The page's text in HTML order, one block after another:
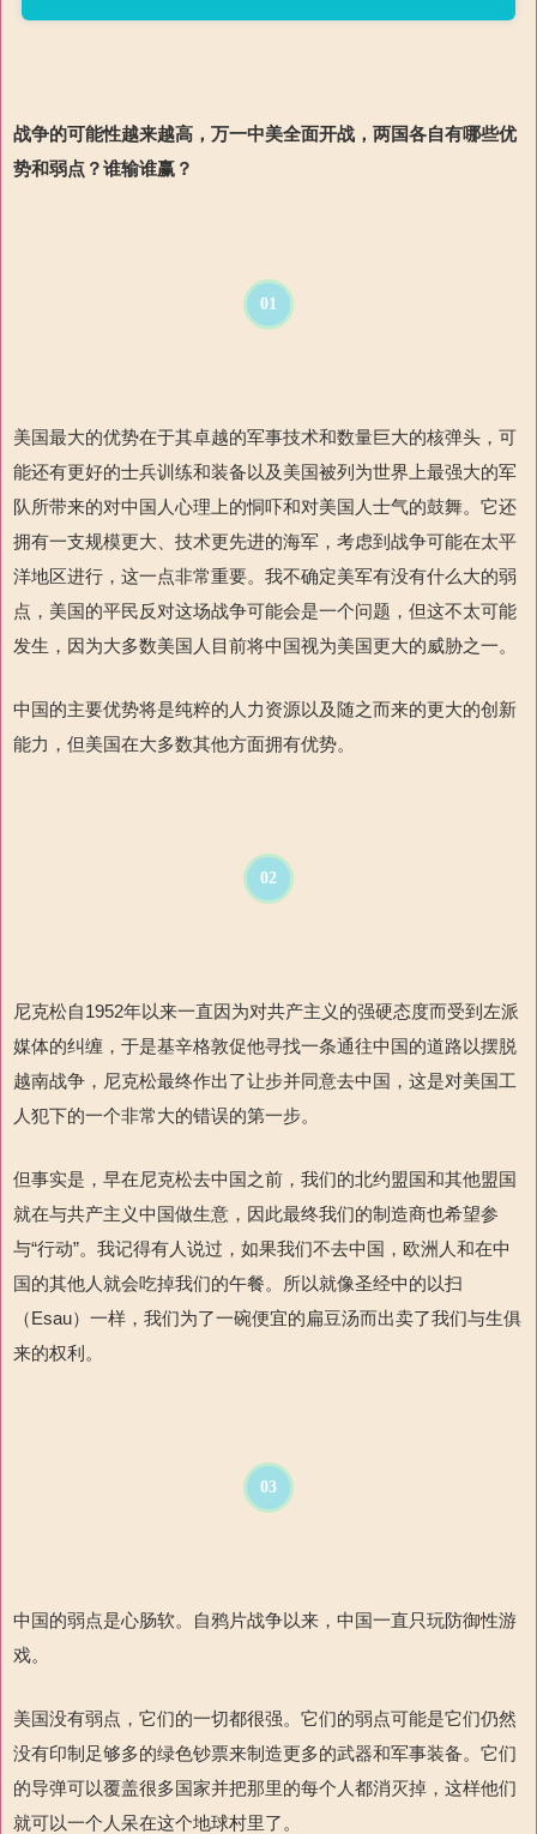
战争的可能性越来越高，万一中美全面开战，两国各自有哪些优
势和弱点？谁输谁赢？
01
美国最大的优势在于其卓越的军事技术和数量巨大的核弹头，可
能还有更好的士兵训练和装备以及美国被列为世界上最强大的军
队所带来的对中国人心理上的恫吓和对美国人士气的鼓舞。它还
拥有一支规模更大、技术更先进的海军，考虑到战争可能在太平
洋地区进行，这一点非常重要。我不确定美军有没有什么大的弱
点，美国的平民反对这场战争可能会是一个问题，但这不太可能
发生，因为大多数美国人目前将中国视为美国更大的威胁之一。
中国的主要优势将是纯粹的人力资源以及随之而来的更大的创新
能力，但美国在大多数其他方面拥有优势。
02
尼克松自1952年以来一直因为对共产主义的强硬态度而受到左派
媒体的纠缠，于是基辛格敦促他寻找一条通往中国的道路以摆脱
越南战争，尼克松最终作出了让步并同意去中国，这是对美国工
人犯下的一个非常大的错误的第一步。
但事实是，早在尼克松去中国之前，我们的北约盟国和其他盟国
就在与共产主义中国做生意，因此最终我们的制造商也希望参
与“行动”。我记得有人说过，如果我们不去中国，欧洲人和在中
国的其他人就会吃掉我们的午餐。所以就像圣经中的以扫
（Esau）一样，我们为了一碗便宜的扁豆汤而出卖了我们与生俱
来的权利。
03
中国的弱点是心肠软。自鸦片战争以来，中国一直只玩防御性游
戏。
美国没有弱点，它们的一切都很强。它们的弱点可能是它们仍然
没有印制足够多的绿色钞票来制造更多的武器和军事装备。它们
的导弹可以覆盖很多国家并把那里的每个人都消灭掉，这样他们
就可以一个人呆在这个地球村里了。